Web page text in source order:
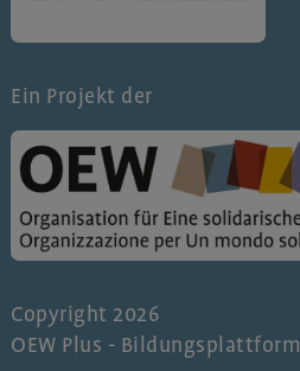
Ein Projekt der
Copyright 2026
OEW Plus - Bildungsplattform